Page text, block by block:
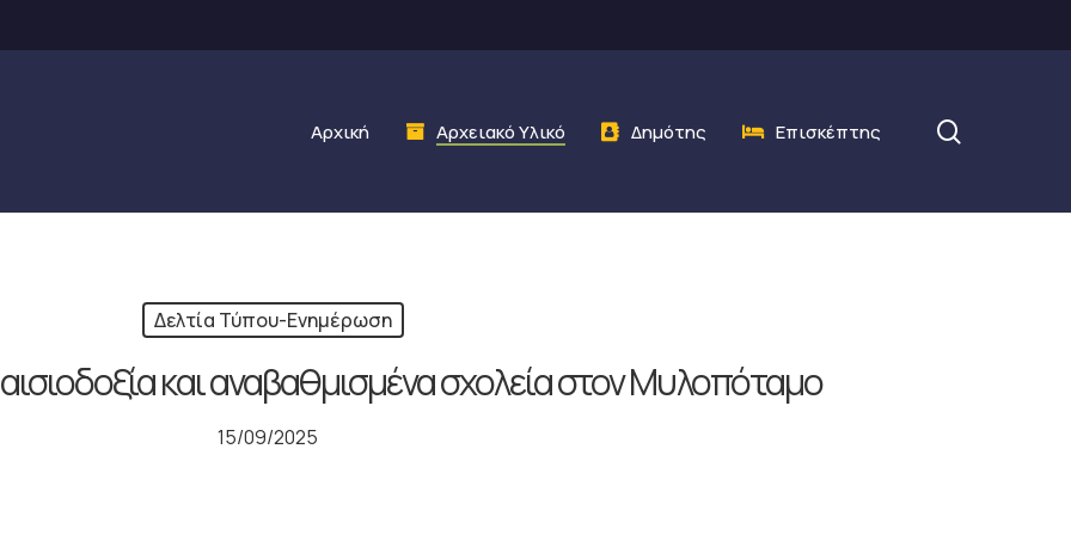
Αρχική Αρχειακό Υλικό Δημότης Επισκέπτης
Δελτία Τύπου-Ενημέρωση
και αναβαθμισμένα σχολεία στον Μυλοπόταμο
15/09/2025